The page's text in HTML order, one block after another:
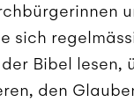
sich
Bibel lesen,
den